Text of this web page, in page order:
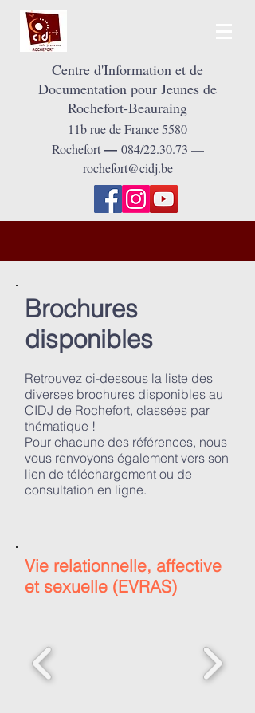
Centre d'Information et de
Documentation pour Jeunes de
Rochefort-Beauraing
11brue de France 5580
Rochefort— 084/22.30.73 —
rochefort@cidj.be
Brochures
disponibles
Retrouvez ci-dessous la liste des
diverses brochures disponibles au
CIDJ de Rochefort, classées par
thématique !
Pour chacune des références, nous
vous renvoyons également vers son
lien de téléchargement ou de
consultation en ligne.
Vie relationnelle, affective
et sexuelle (EVRAS)